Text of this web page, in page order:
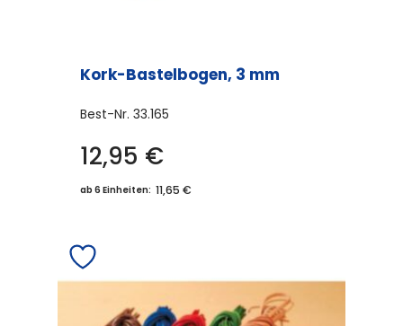
Kork-Bastelbogen, 3 mm
Best-Nr. 33.165
12,95 €
ab 6 Einheiten: 11,65 €